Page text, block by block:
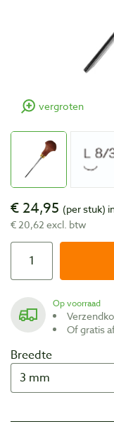
vergroten
€ 24,95 (per stuk)
€ 20,62 excl. btw
Op voorraad
Of gratis
Breedte